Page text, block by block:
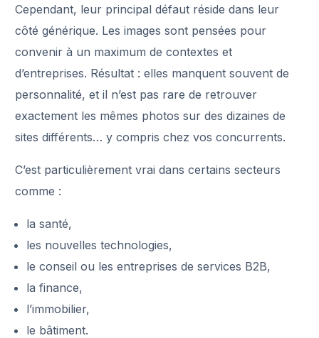
Cependant, leur principal défaut réside dans leur
côté générique. Les images sont pensées pour
convenir à un maximum de contextes et
d’entreprises. Résultat : elles manquent souvent de
personnalité, et il n’est pas rare de retrouver
exactement les mêmes photos sur des dizaines de
sites différents… y compris chez vos concurrents.
C’est particulièrement vrai dans certains secteurs
comme :
la santé,
les nouvelles technologies,
le conseil ou les entreprises de services B2B,
la finance,
l’immobilier,
le bâtiment.